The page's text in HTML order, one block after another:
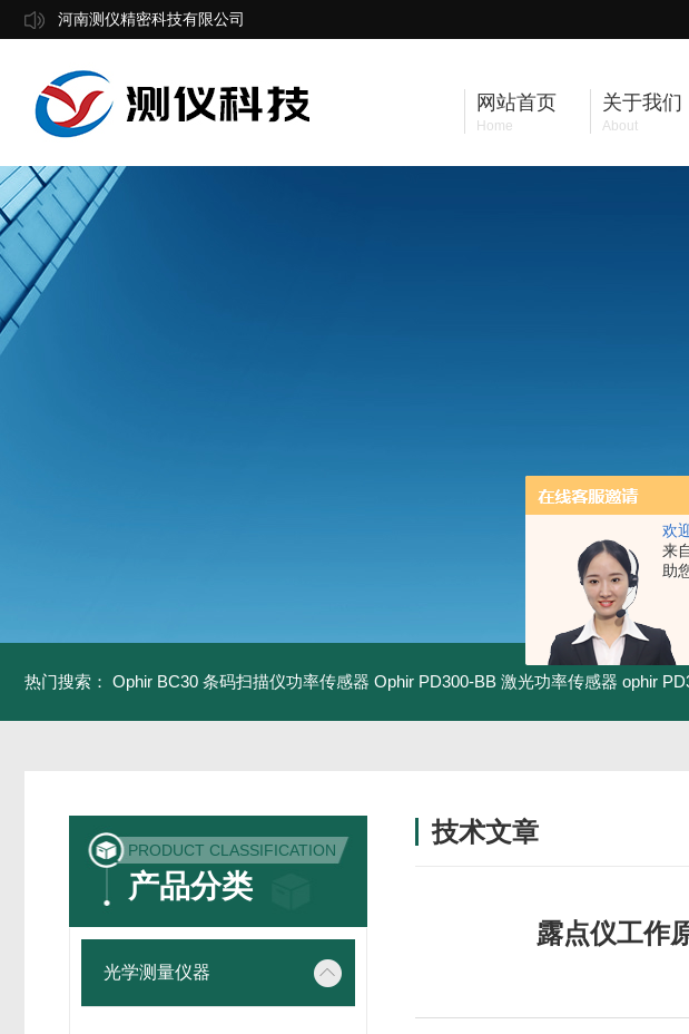
欢
来
助
河南测仪精密科技有限公司
网站首页
Home
关于我们
About
热门搜索： Ophir BC30 条码扫描仪功率传感器 Ophir PD300-BB 激光功率传感器 ophir
PRODUCT CLASSIFICATION
产品分类
光学测量仪器
技术文章
露点仪工作